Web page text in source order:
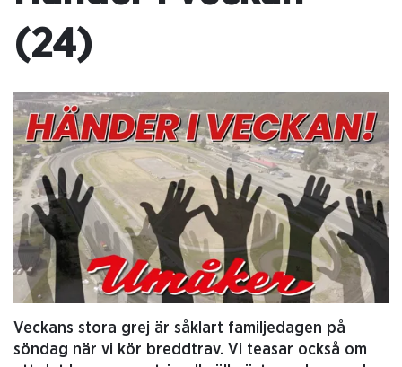
(24)
Veckans stora grej är såklart familjedagen på
söndag när vi kör breddtrav. Vi teasar också om